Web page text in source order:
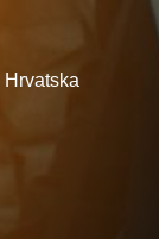
Hrvatska